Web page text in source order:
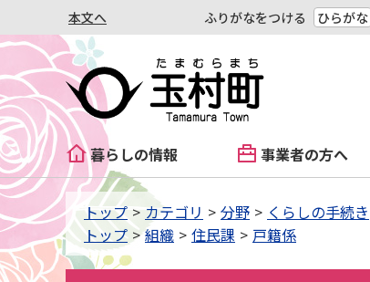
本文へ ふりがなをつける ひらがな
暮らしの情報 事業者の方へ
トップ カテゴリ 分野 くらしの手続き
トップ
組織 住民課 戸籍係